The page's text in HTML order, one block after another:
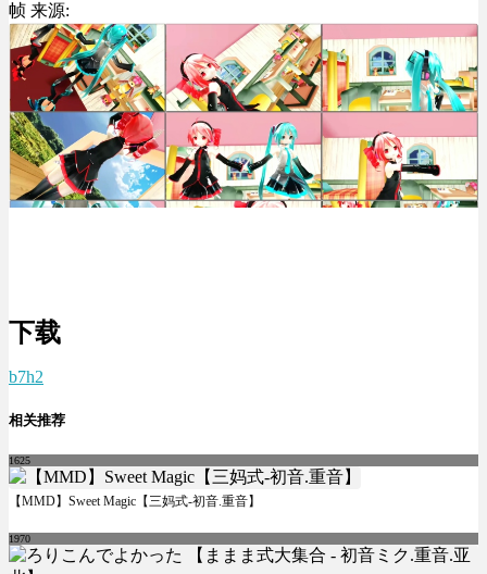
帧 来源:
下载
b7h2
相关推荐
1625
【MMD】Sweet Magic【三妈式-初音.重音】
1970